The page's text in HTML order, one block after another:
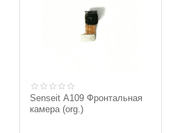
Senseit A109 Фронтальная
камера (org.)